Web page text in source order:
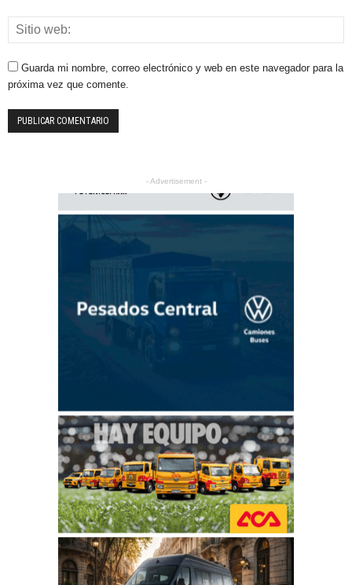
Guarda mi nombre, correo electrónico y web en este navegador para la
próxima vez que comente.
- Advertisement -